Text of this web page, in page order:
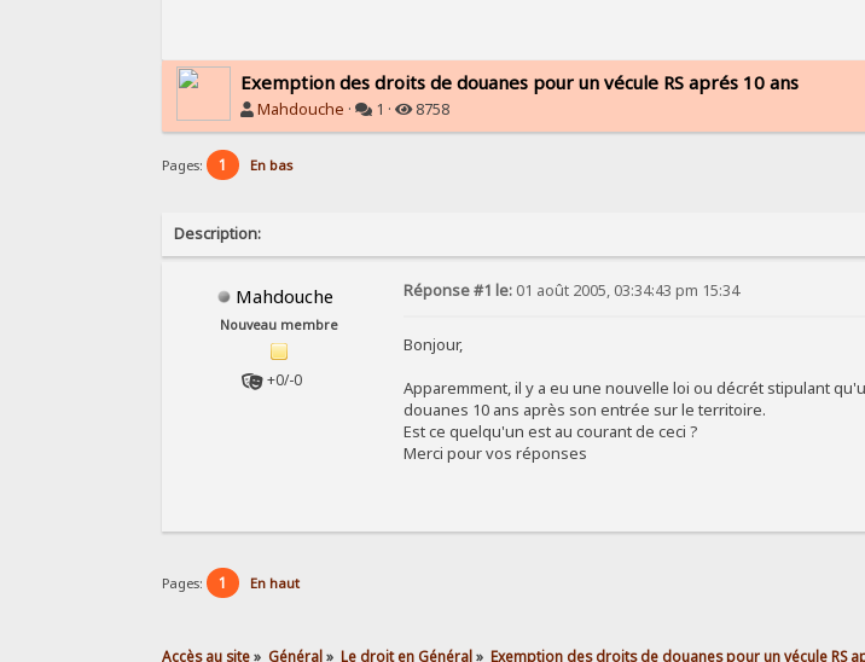
Exemption des droits de douanes pour un vécule RS aprés 10 ans
Mahdouche · 1 · 8758
Pages: 1 En bas
Description:
Mahdouche
Nouveau membre
+0/-0
Réponse #1 le: 01 août 2005, 03:34:43 pm 15:34
Bonjour,
Apparemment, il y a eu une nouvelle loi ou décrét stipulant
douanes 10 ans après son entrée sur le territoire.
Est ce quelqu'un est au courant de ceci ?
Merci pour vos réponses
Pages: 1 En haut
Accès au site» Général» Le droit en Général» Exemption des droits de douanes pour un vécule RS